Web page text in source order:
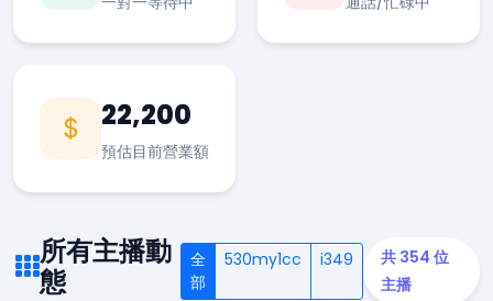
22,200
預估目前營業額
所有主播動
態
全
部
530my1cc i349
共 354 位
主播